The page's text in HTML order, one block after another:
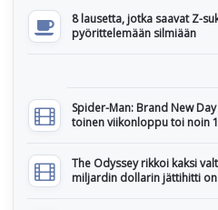
8 lausetta, jotka saavat Z-
pyörittelemään silmiään
Spider-Man: Brand New
toinen viikonloppu toi noin
The Odyssey rikkoi kaksi
miljardin dollarin jättihitti